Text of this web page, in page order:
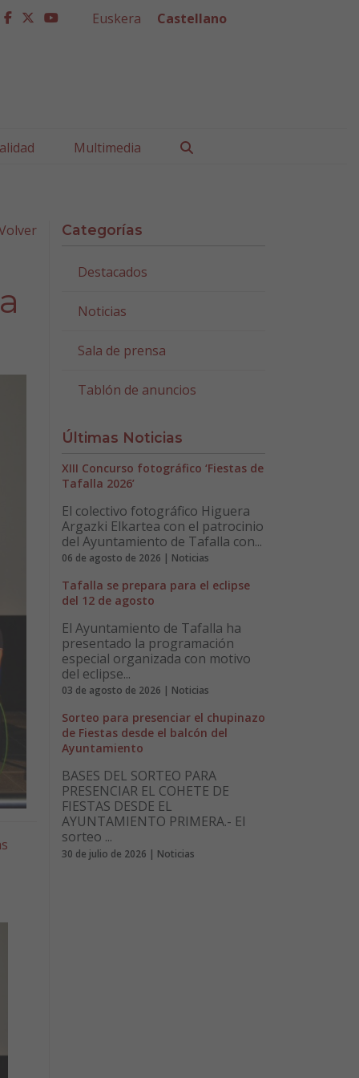
facebook
twitter
youtube
Euskera Castellano
Multimedia
Categorías
Destacados
Noticias
Sala de prensa
Tablón de anuncios
Últimas Noticias
XIII Concurso fotográfico ‘Fiestas de
Tafalla 2026’
El colectivo fotográfico Higuera
Argazki Elkartea con el patrocinio
del Ayuntamiento de Tafalla con...
06 de agosto de 2026 | Noticias
Tafalla se prepara para el eclipse
del 12 de agosto
El Ayuntamiento de Tafalla ha
presentado la programación
especial organizada con motivo
del eclipse...
03 de agosto de 2026 | Noticias
Sorteo para presenciar el chupinazo
de Fiestas desde el balcón del
Ayuntamiento
BASES DEL SORTEO PARA
PRESENCIAR EL COHETE DE
FIESTAS DESDE EL
AYUNTAMIENTO PRIMERA.- El
sorteo ...
30 de julio de 2026 | Noticias